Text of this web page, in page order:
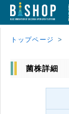
トップページ
菌株詳細